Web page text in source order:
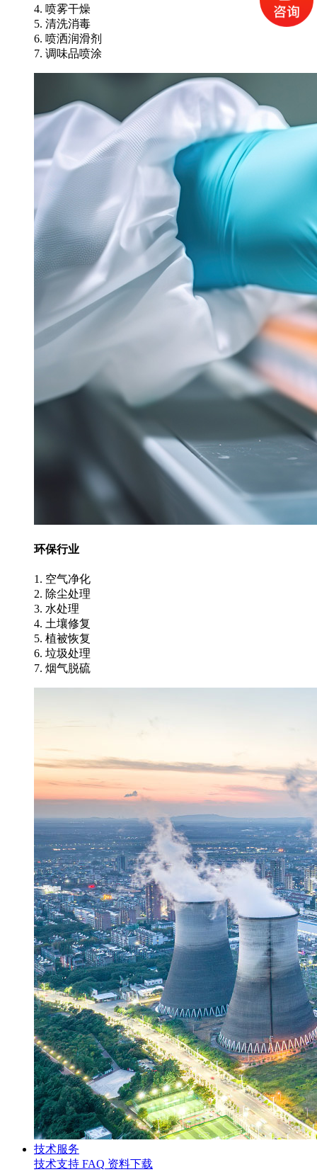
4. 喷雾干燥
5. 清洗消毒
6. 喷洒润滑剂
7. 调味品喷涂
环保行业
1. 空气净化
2. 除尘处理
3. 水处理
4. 土壤修复
5. 植被恢复
6. 垃圾处理
7. 烟气脱硫
技术服务
技术支持 FAQ 资料下载